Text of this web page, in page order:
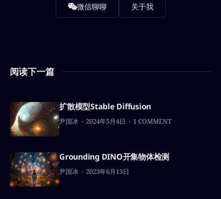
微信聊聊 关于我
阅读下一篇
扩散模型Stable Diffusion
尹国冰 2024年5月4日 1 COMMENT
Grounding DINO开集物体检测
尹国冰 2023年6月13日